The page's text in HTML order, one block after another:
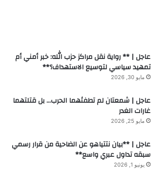
عاجل | ** رواية نقل مراكز حزب الله: خبر أمني أم
تمهيد سياسي لتوسيع الاستهداف؟**
مايو 30, 2026
عاجل | شمعتان لم تطفئهما الحرب… بل قتلتهما
غارات الغدر
مايو 25, 2026
عاجل | **بيان نتتياهو عن الضاحية من قرار رسمي
سبقه تداول عبري واسع**
يونيو 1, 2026